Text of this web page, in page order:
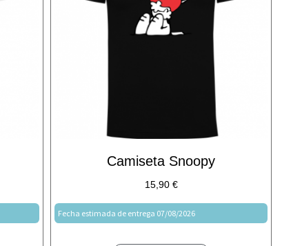
Camiseta Snoopy
15,90 €
Fecha estimada de entrega 07/08/2026